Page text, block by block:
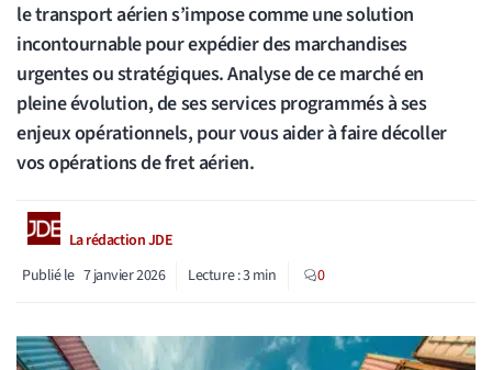
le transport aérien s’impose comme une solution
incontournable pour expédier des marchandises
urgentes ou stratégiques. Analyse de ce marché en
pleine évolution, de ses services programmés à ses
enjeux opérationnels, pour vous aider à faire décoller
vos opérations de fret aérien.
La rédaction JDE
Publié le 7 janvier 2026 Lecture :3min 0